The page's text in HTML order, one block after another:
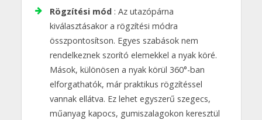
Rögzítési mód : Az utazópárna
kiválasztásakor a rögzítési módra
összpontosítson. Egyes szabások nem
rendelkeznek szorító elemekkel a nyak köré.
Mások, különösen a nyak körül 360°-ban
elforgathatók, már praktikus rögzítéssel
vannak ellátva. Ez lehet egyszerű szegecs,
műanyag kapocs, gumiszalagokon keresztül